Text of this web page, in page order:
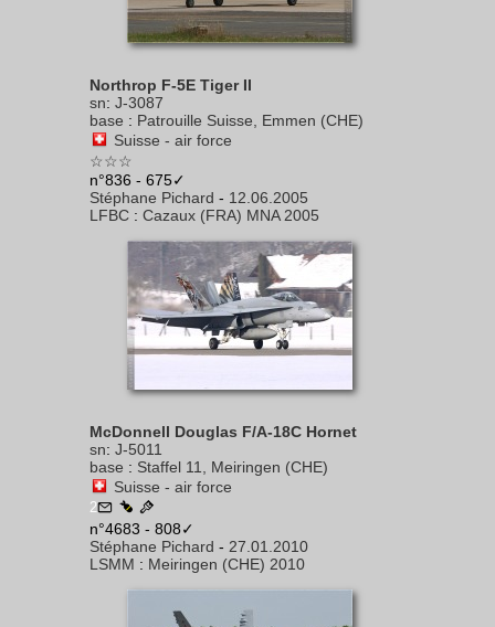
Northrop F-5E Tiger II
sn: J-3087
base : Patrouille Suisse, Emmen (CHE)
Suisse - air force
☆☆☆
n°836 - 675✓
Stéphane Pichard - 12.06.2005
LFBC : Cazaux (FRA) MNA 2005
McDonnell Douglas F/A-18C Hornet
sn: J-5011
base : Staffel 11, Meiringen (CHE)
Suisse - air force
2
n°4683 - 808✓
Stéphane Pichard - 27.01.2010
LSMM : Meiringen (CHE) 2010